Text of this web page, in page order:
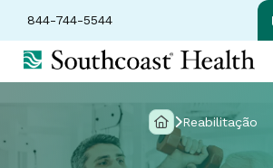
844-744-5544
Reabilitação